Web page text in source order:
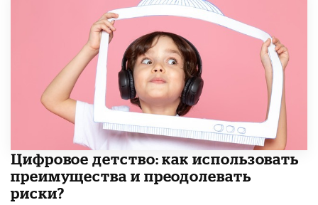
​Цифровое детство: как использовать
преимущества и преодолевать
риски?